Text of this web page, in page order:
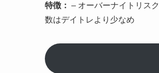
特徴： – オーバーナイトリス
数はデイトレより少なめ